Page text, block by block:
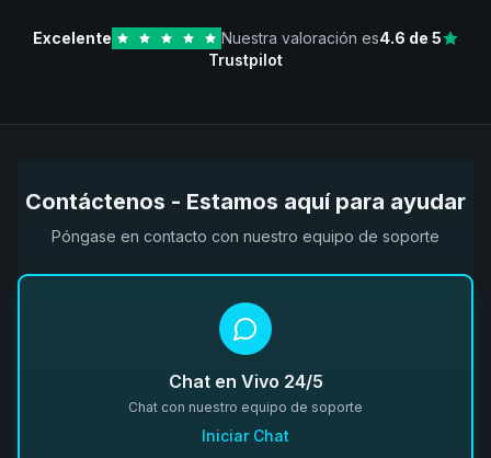
Excelente Nuestra valoración es4.6 de 5
Trustpilot
Contáctenos - Estamos aquí para ayudar
Póngase en contacto con nuestro equipo de soporte
Chat en Vivo 24/5
Chat con nuestro equipo de soporte
Iniciar Chat